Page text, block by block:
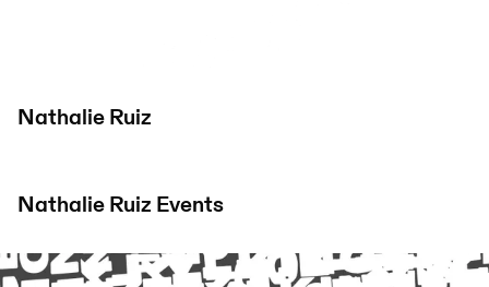
Nathalie Ruiz
Nathalie Ruiz Events